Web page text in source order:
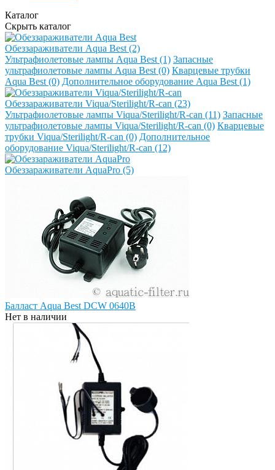
Каталог
Скрыть каталог
Обеззараживатели Aqua Best (2)
Ультрафиолетовые лампы Aqua Best (1) Запасные
ультрафиолетовые лампы Aqua Best (0) Кварцевые трубки
Aqua Best (0) Дополнительное оборудование Aqua Best (1)
Обеззараживатели Viqua/Sterilight/R-can (23)
Ультрафиолетовые лампы Viqua/Sterilight/R-can (11) Запасные
ультрафиолетовые лампы Viqua/Sterilight/R-can (0) Кварцевые
трубки Viqua/Sterilight/R-can (0) Дополнительное
оборудование Viqua/Sterilight/R-can (12)
Обеззараживатели AquaPro (5)
Балласт Aqua Best DCW 0640B
Нет в наличии